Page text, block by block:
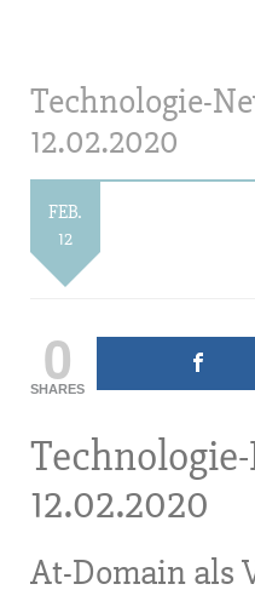
Technologie-
12.02.2020
FEB.
12
0
SHARES
12.02.2020
At-Domain als